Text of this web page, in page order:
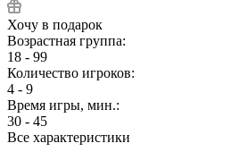
Хочу в подарок
Возрастная группа:
18 - 99
Количество игроков:
4 - 9
Время игры, мин.:
30 - 45
Все характеристики